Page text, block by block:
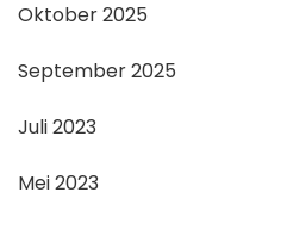
Oktober 2025
September 2025
Juli 2023
Mei 2023